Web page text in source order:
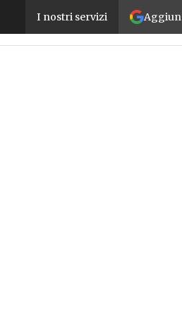
I nostri servizi
Da Schneider Electric